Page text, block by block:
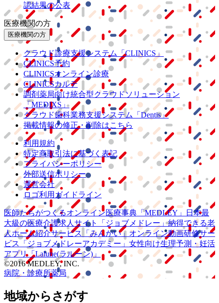
認結果の公表
医療機関の方
医療機関の方
クラウド診療支援システム
「CLINICS」
CLINICS予約
CLINICSオンライン診療
CLINICSカルテ
調剤薬局向け統合型クラウドソリューション
「MEDIXS」
クラウド歯科業務支援システム
「Dentis」
掲載情報の修正・削除はこちら
利用規約
特定商取引法に基づく表記
プライバシーポリシー
外部送信ポリシー
運営会社
ロゴ利用ガイドライン
医師たちがつくるオンライン医療事典 「MEDLEY」
日本最
大級の医療介護求人サイト 「ジョブメドレー」納得できる老
人ホーム紹介サービス
「みんかい」 オンライン動画研修サー
ビス
「ジョブメドレーアカデミー」 女性向け生理予測・妊活
アプリ「Lalune(ラルーン)」
©2016 MEDLEY, INC.
病院・診療所薬局
地域からさがす